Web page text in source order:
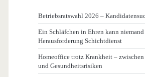
Betriebsratswahl 2026 –
Ein Schläfchen in Ehren kann niemand
Herausforderung Schichtdienst
Homeoffice trotz Krankheit –
und Gesundheitsrisiken